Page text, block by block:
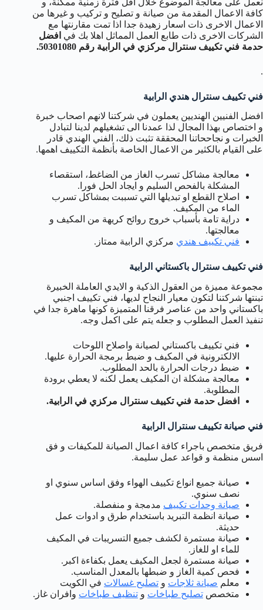
كافة الاعمال المقدمة من صيانة و تصليح و تركيب و غيرها من
الاعمال الاخرى ذات اسعار زهيدة جدا اذا تمت مقارنتها مع
الشركات الاخرى ذات طابع العمل المماثل اهلا بك في افضل
حدمة فني تكييف سنترال مركزي في الرابية رقم 50301080.
.
فني تكييف سنترال هندي الرابية
افضل الفنيين الهنديين يعملون في شركتنا لانهم اصحاب خبرة
و اختصاص بهذا المجال لذا عمدنا الى تشغيلهم لدينا لتبادل
الخبرات و نجاححاتنا المحققة تثبت ذلك، الفني الهندي قادر
على القيام بالكثير من الاعمال الخاصة بأنظمة التكييف اهمها.
معالجة مشاكل تسرب الغاز من الضاغط، استقصاء
المشكلة بالفحص السليم و ايجاد الحل فورا.
اصلاح القطع او تبديلها التي تسببت بمشاكل تسرب
الماء من المكيف.
دراية تامة بأسباب خروج روائح كريهة من المكيف و
معالجتها.
فني تكييف هندي مركزي الرابية ممتاز.
فني تكييف سنترال باكستاني الرابية
مجموعة مميزة من العقول الذكية و الايدي العاملة الخبيرة
تبنتها شركتنا لتكون معيار النجاح لديها، فني تكييف اجنبي
باكستاني واحد من عناصر فرقنا المتميزة كونها ماهرة جدا في
تنفيذ العمل المطلوب و جعله يتم على اكمل وجه.
فني تكييف باكستاني لصيانة واصلاح اللوحات
الالكترونية في المكيف و ضبط برمجة الحرارة عليها.
ضبط درجات الحرارة بالحد المطلوب.
معالجة مشكلة ان المكيف يعمل لكنه لا يعطي برودة
المطلوبة.
افضل حدمة فني تكييف سنترال مركزي في الرابية.
فني صيانة تكييف سنترال الرابية
فريق متخصص باجراء كافة اعمال الصيانة للمكيفات و فق
اسس منظمة و قواعد عمل سليمة.
صيانة جميع انواع تكييف الهواء وفق اساس سنوي او
نصف سنوي.
صيانة وحدات تكييف مدمجة و منفصلة.
صيانة انظمة التبريد باستخدام طرق و ادوات عمل
حديثة.
صيانة مستمرة لكشف جميع التسريبات في المكيف
للماء او للغاز.
صيانة مستمرة لجعل المكيف يعمل بكفاءة اكبر.
فحص كمية الغاز و ضبطها بالمعدل المناسب.
معلم صيانة ثلاجات و تصليح غسالات في الكويت
متخصص تصليح طباخات و تنظيف طباخات وافران غاز.